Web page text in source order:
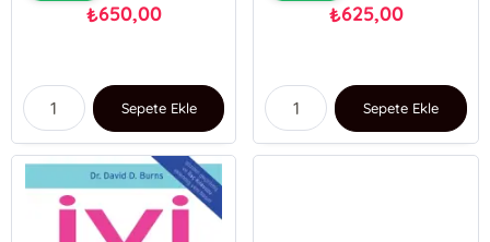
₺650,00
Sepete Ekle
₺625,00
Sepete Ekle